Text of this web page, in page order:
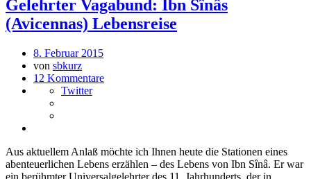
Gelehrter Vagabund: Ibn Sînâs
(Avicennas) Lebensreise
8. Februar 2015
von sbkurz
12 Kommentare
Twitter
Aus aktuellem Anlaß möchte ich Ihnen heute die Stationen eines
abenteuerlichen Lebens erzählen – des Lebens von Ibn Sînâ. Er war
ein berühmter Universalgelehrter des 11. Jahrhunderts, der in